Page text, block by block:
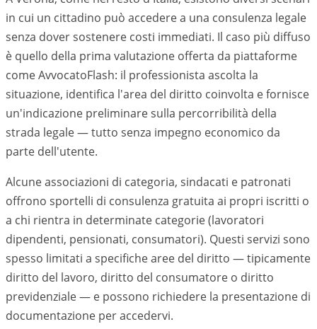
in cui un cittadino può accedere a una consulenza legale
senza dover sostenere costi immediati. Il caso più diffuso
è quello della prima valutazione offerta da piattaforme
come AvvocatoFlash: il professionista ascolta la
situazione, identifica l'area del diritto coinvolta e fornisce
un'indicazione preliminare sulla percorribilità della
strada legale — tutto senza impegno economico da
parte dell'utente.
Alcune associazioni di categoria, sindacati e patronati
offrono sportelli di consulenza gratuita ai propri iscritti o
a chi rientra in determinate categorie (lavoratori
dipendenti, pensionati, consumatori). Questi servizi sono
spesso limitati a specifiche aree del diritto — tipicamente
diritto del lavoro, diritto del consumatore o diritto
previdenziale — e possono richiedere la presentazione di
documentazione per accedervi.